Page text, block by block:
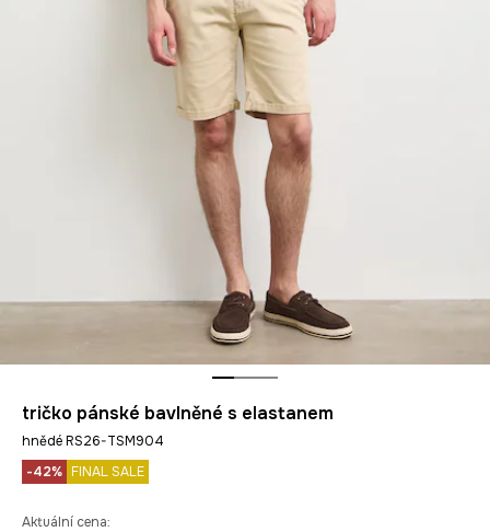
tričko pánské bavlněné s elastanem
hnědé RS26-TSM904
-42% FINAL SALE
Aktuální cena: